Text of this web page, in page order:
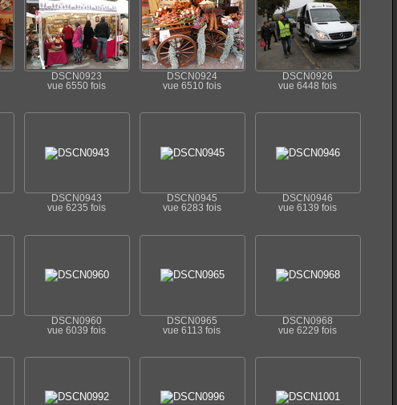
DSCN0923
vue 6550 fois
DSCN0924
vue 6510 fois
DSCN0926
vue 6448 fois
DSCN0943
vue 6235 fois
DSCN0945
vue 6283 fois
DSCN0946
vue 6139 fois
DSCN0960
vue 6039 fois
DSCN0965
vue 6113 fois
DSCN0968
vue 6229 fois